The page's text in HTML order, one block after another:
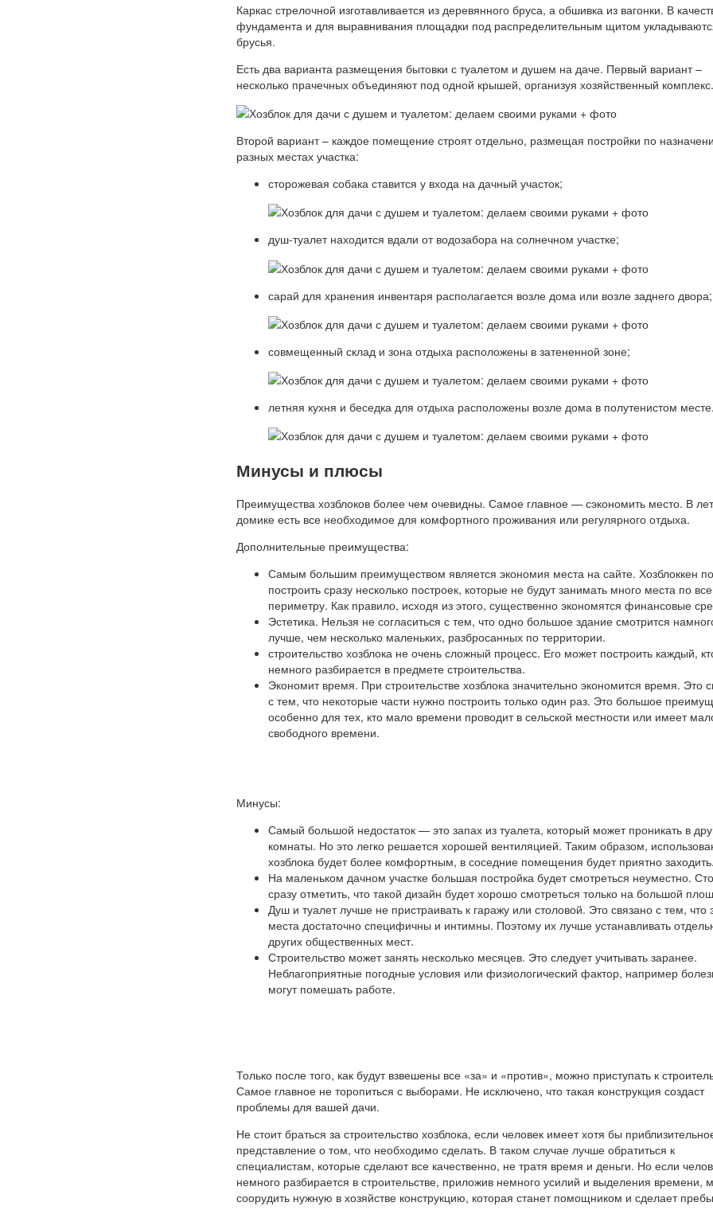
Каркас стрелочной изготавливается из деревянного бруса, а обшивка из вагонки. В
фундамента и для выравнивания площадки под распределительным щитом
брусья.
Есть два варианта размещения бытовки с туалетом и душем на даче. Первый вариант –
несколько прачечных объединяют под одной крышей, организуя хозяйственный комплекс.
Второй вариант – каждое помещение строят отдельно, размещая постройки по
разных местах участка:
сторожевая собака ставится у входа на дачный участок;
душ-туалет находится вдали от водозабора на солнечном участке;
сарай для хранения инвентаря располагается возле дома или возле заднего двора;
совмещенный склад и зона отдыха расположены в затененной зоне;
летняя кухня и беседка для отдыха расположены возле дома в полутенистом
Минусы и плюсы
Преимущества хозблоков более чем очевидны. Самое главное — сэкономить место. В
домике есть все необходимое для комфортного проживания или регулярного отдыха.
Дополнительные преимущества:
Самым большим преимуществом является экономия места на сайте. Хозблоккен
построить сразу несколько построек, которые не будут занимать много места по
периметру. Как правило, исходя из этого, существенно экономятся финансовые
Эстетика. Нельзя не согласиться с тем, что одно большое здание смотрится
лучше, чем несколько маленьких, разбросанных по территории.
строительство хозблока не очень сложный процесс. Его может построить каждый,
немного разбирается в предмете строительства.
Экономит время. При строительстве хозблока значительно экономится время. Это
с тем, что некоторые части нужно построить только один раз. Это большое
особенно для тех, кто мало времени проводит в сельской местности или имеет
свободного времени.
Минусы:
Самый большой недостаток — это запах из туалета, который может проникать в
комнаты. Но это легко решается хорошей вентиляцией. Таким образом,
хозблока будет более комфортным, в соседние помещения будет приятно
На маленьком дачном участке большая постройка будет смотреться неуместно.
сразу отметить, что такой дизайн будет хорошо смотреться только на большой
Душ и туалет лучше не пристраивать к гаражу или столовой. Это связано с тем, что
места достаточно специфичны и интимны. Поэтому их лучше устанавливать
других общественных мест.
Строительство может занять несколько месяцев. Это следует учитывать заранее.
Неблагоприятные погодные условия или физиологический фактор, например
могут помешать работе.
Только после того, как будут взвешены все «за» и «против», можно приступать к
Самое главное не торопиться с выборами. Не исключено, что такая конструкция создаст
проблемы для вашей дачи.
Не стоит браться за строительство хозблока, если человек имеет хотя бы
представление о том, что необходимо сделать. В таком случае лучше обратиться к
специалистам, которые сделают все качественно, не тратя время и деньги. Но если
немного разбирается в строительстве, приложив немного усилий и выделения времени,
соорудить нужную в хозяйстве конструкцию, которая станет помощником и сделает